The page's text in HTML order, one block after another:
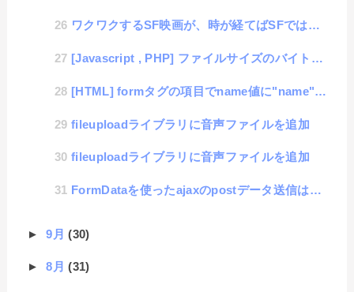
ワクワクするSF映画が、時が経てばSFではなくなるという話
[Javascript , PHP] ファイルサイズのバイト数をKBやMBに表示変更する簡単コード
[HTML] formタグの項目でname値に"name"と付けるとトラブりやすい件
fileuploadライブラリに音声ファイルを追加
fileuploadライブラリに音声ファイルを追加
FormDataを使ったajaxのpostデータ送信は文字化けするから気をつけろ
►9月(30)
►8月(31)